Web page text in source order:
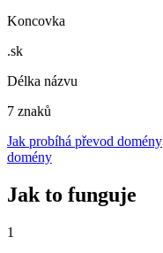
Koncovka
.sk
Délka názvu
7 znaků
Jak probíhá převod domény
domény
Jak to funguje
1